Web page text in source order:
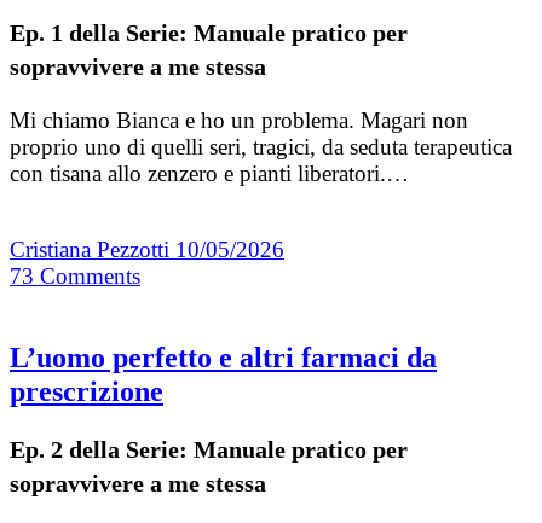
Ep. 1 della Serie: Manuale pratico per
sopravvivere a me stessa
Mi chiamo Bianca e ho un problema. Magari non
proprio uno di quelli seri, tragici, da seduta terapeutica
con tisana allo zenzero e pianti liberatori.…
Cristiana Pezzotti 10/05/2026
73 Comments
L’uomo perfetto e altri farmaci da
prescrizione
Ep. 2 della Serie: Manuale pratico per
sopravvivere a me stessa